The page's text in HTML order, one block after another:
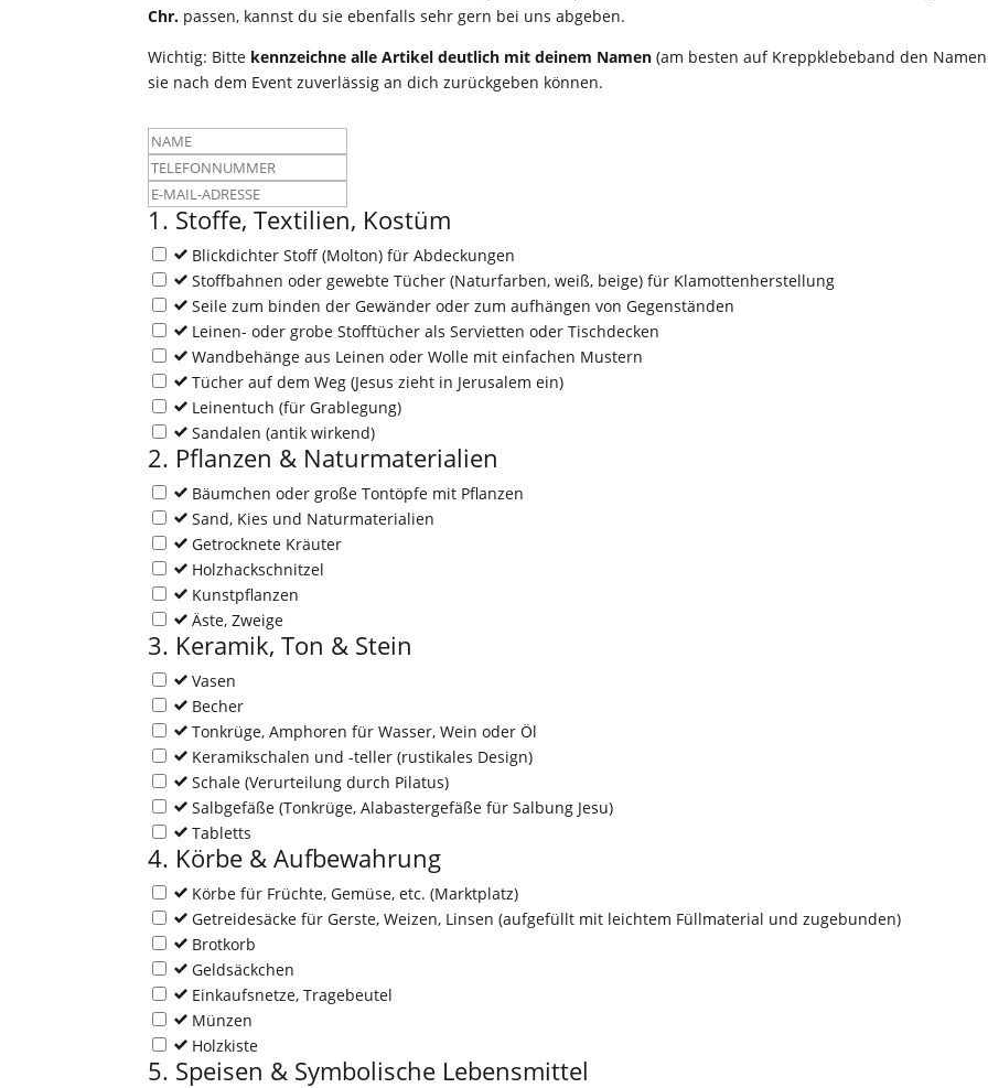
Chr. passen, kannst du sie ebenfalls sehr gern bei uns abgeben.
Wichtig: Bitte kennzeichne alle Artikel deutlich mit deinem Namen (am besten auf Kreppklebeband den
sie nach dem Event zuverlässig an dich zurückgeben können.
Leave
this
field
blank
1. Stoffe, Textilien, Kostüm
Blickdichter Stoff (Molton) für Abdeckungen
Stoffbahnen oder gewebte Tücher (Naturfarben, weiß, beige) für Klamottenherstellung
Seile zum binden der Gewänder oder zum aufhängen von Gegenständen
Leinen- oder grobe Stofftücher als Servietten oder Tischdecken
Wandbehänge aus Leinen oder Wolle mit einfachen Mustern
Tücher auf dem Weg (Jesus zieht in Jerusalem ein)
Leinentuch (für Grablegung)
Sandalen (antik wirkend)
2. Pflanzen & Naturmaterialien
Bäumchen oder große Tontöpfe mit Pflanzen
Sand, Kies und Naturmaterialien
Getrocknete Kräuter
Holzhackschnitzel
Kunstpflanzen
Äste, Zweige
3. Keramik, Ton & Stein
Vasen
Becher
Tonkrüge, Amphoren für Wasser, Wein oder Öl
Keramikschalen und -teller (rustikales Design)
Schale (Verurteilung durch Pilatus)
Salbgefäße (Tonkrüge, Alabastergefäße für Salbung Jesu)
Tabletts
4. Körbe & Aufbewahrung
Körbe für Früchte, Gemüse, etc. (Marktplatz)
Getreidesäcke für Gerste, Weizen, Linsen (aufgefüllt mit leichtem Füllmaterial und zugebunden)
Brotkorb
Geldsäckchen
Einkaufsnetze, Tragebeutel
Münzen
Holzkiste
5. Speisen & Symbolische Lebensmittel